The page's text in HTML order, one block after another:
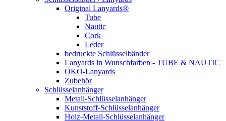
Original Lanyards®
Tube
Nautic
Cork
Leder
bedruckte Schlüsselbänder
Lanyards in Wunschfarben - TUBE & NAUTIC
ÖKO-Lanyards
Zubehör
Schlüsselanhänger
Metall-Schlüsselanhänger
Kunststoff-Schlüsselanhänger
Holz-Metall-Schlüsselanhänger